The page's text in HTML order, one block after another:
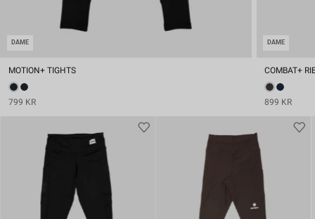
DAME
MOTION+ TIGHTS
799 KR
DAME
COMBAT+
899 KR